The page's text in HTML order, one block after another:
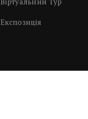
Експозиція